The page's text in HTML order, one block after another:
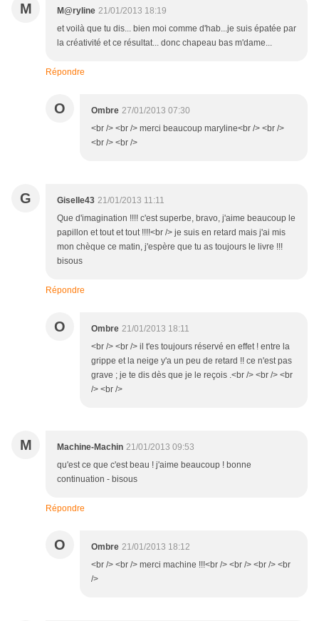
M M@ryline 21/01/2013 18:19
et voilà que tu dis... bien moi comme d'hab...je suis épatée par
la créativité et ce résultat... donc chapeau bas m'dame...
Répondre
O Ombre 27/01/2013 07:30
<br /> <br /> merci beaucoup maryline<br /> <br />
<br /> <br />
G Giselle43 21/01/2013 11:11
Que d'imagination !!!! c'est superbe, bravo, j'aime beaucoup le
papillon et tout et tout !!!!<br /> je suis en retard mais j'ai mis
mon chèque ce matin, j'espère que tu as toujours le livre !!!
bisous
Répondre
O Ombre 21/01/2013 18:11
<br /> <br /> il t'es toujours réservé en effet ! entre la
grippe et la neige y'a un peu de retard !! ce n'est pas
grave ; je te dis dès que je le reçois .<br /> <br /> <br
/> <br />
M Machine-Machin 21/01/2013 09:53
qu'est ce que c'est beau ! j'aime beaucoup ! bonne
continuation - bisous
Répondre
O Ombre 21/01/2013 18:12
<br /> <br /> merci machine !!!<br /> <br /> <br /> <br
/>